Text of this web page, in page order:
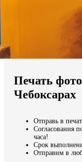
Мы доставляем по
Продолжить без
Печать
Чебоксарах
Отправь в
Согласования
часа!
Срок
Отправим в